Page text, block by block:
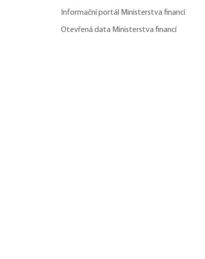
Informační portál Ministerstva financí
Otevřená data Ministerstva financí